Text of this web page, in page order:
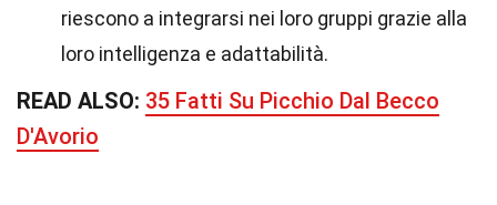
riescono a integrarsi nei loro gruppi grazie alla
loro intelligenza e adattabilità.
READ ALSO: 35 Fatti Su Picchio Dal Becco
D'Avorio